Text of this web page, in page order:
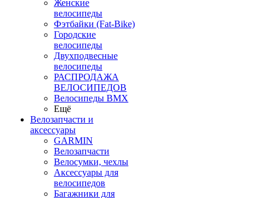
Женские
велосипеды
Фэтбайки (Fat-Bike)
Городские
велосипеды
Двухподвесные
велосипеды
РАСПРОДАЖА
ВЕЛОСИПЕДОВ
Велосипеды BMX
Ещё
Велозапчасти и
аксессуары
GARMIN
Велозапчасти
Велосумки, чехлы
Аксессуары для
велосипедов
Багажники для